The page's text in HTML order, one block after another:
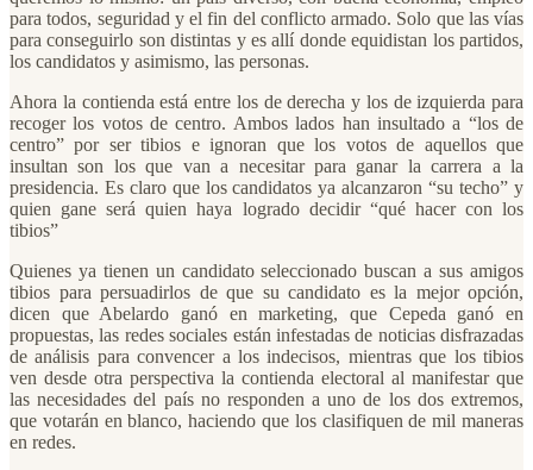
para todos, seguridad y el fin del conflicto armado. Solo que las vías
para conseguirlo son distintas y es allí donde equidistan los partidos,
los candidatos y asimismo, las personas.
Ahora la contienda está entre los de derecha y los de izquierda para
recoger los votos de centro. Ambos lados han insultado a “los de
centro” por ser tibios e ignoran que los votos de aquellos que
insultan son los que van a necesitar para ganar la carrera a la
presidencia. Es claro que los candidatos ya alcanzaron “su techo” y
quien gane será quien haya logrado decidir “qué hacer con los
tibios”
Quienes ya tienen un candidato seleccionado buscan a sus amigos
tibios para persuadirlos de que su candidato es la mejor opción,
dicen que Abelardo ganó en marketing, que Cepeda ganó en
propuestas, las redes sociales están infestadas de noticias disfrazadas
de análisis para convencer a los indecisos, mientras que los tibios
ven desde otra perspectiva la contienda electoral al manifestar que
las necesidades del país no responden a uno de los dos extremos,
que votarán en blanco, haciendo que los clasifiquen de mil maneras
en redes.